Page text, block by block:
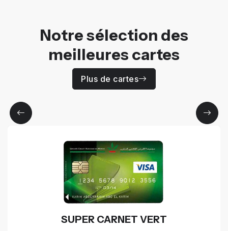
Notre sélection des
meilleures cartes
Plus de cartes
SUPER CARNET VERT